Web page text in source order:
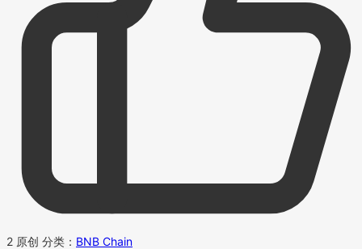
2 原创 分类： BNB Chain